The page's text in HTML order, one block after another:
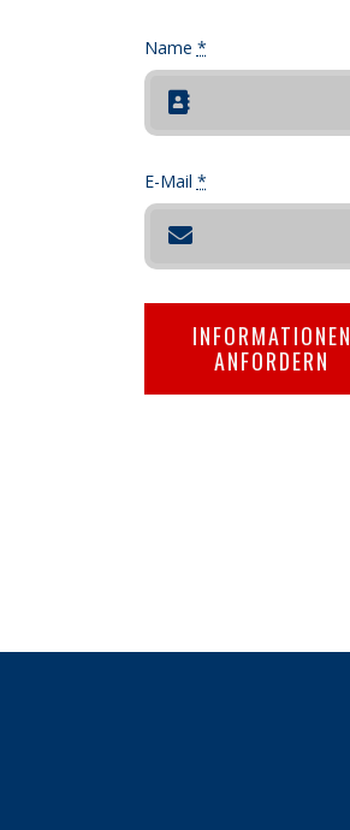
Name *
E-Mail *
INFORMATIONEN
ANFORDERN